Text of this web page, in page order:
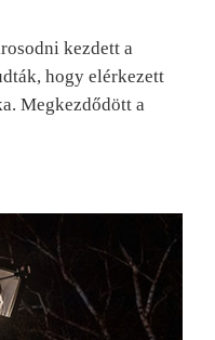
kezdett a
hogy elérkezett
Megkezdődött a